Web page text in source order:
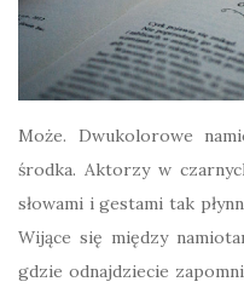
Może. Dwukolorowe
środka. Aktorzy w
słowami i gestami tak
Wijące się między
gdzie odnajdziecie